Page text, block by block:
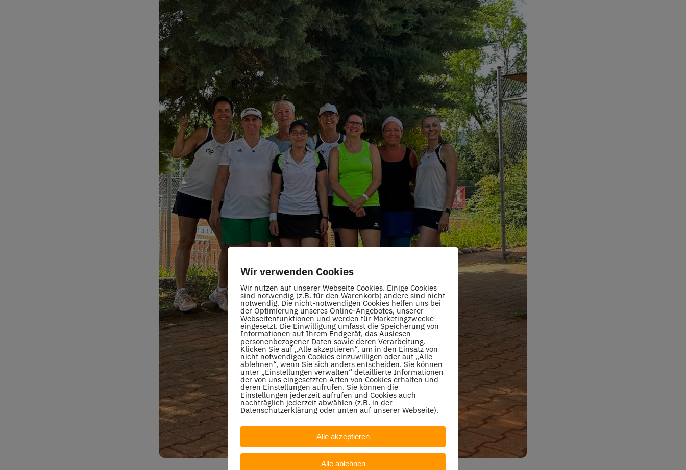
Wir verwenden Cookies
Wir nutzen auf unserer Webseite Cookies. Einige Cookies
sind notwendig (z.B. für den Warenkorb) andere sind nicht
notwendig. Die nicht-notwendigen Cookies helfen uns bei
der Optimierung unseres Online-Angebotes, unserer
Webseitenfunktionen und werden für Marketingzwecke
eingesetzt. Die Einwilligung umfasst die Speicherung von
Informationen auf Ihrem Endgerät, das Auslesen
personenbezogener Daten sowie deren Verarbeitung.
Klicken Sie auf „Alle akzeptieren“, um in den Einsatz von
nicht notwendigen Cookies einzuwilligen oder auf „Alle
ablehnen“, wenn Sie sich anders entscheiden. Sie können
unter „Einstellungen verwalten“ detaillierte Informationen
der von uns eingesetzten Arten von Cookies erhalten und
deren Einstellungen aufrufen. Sie können die
Einstellungen jederzeit aufrufen und Cookies auch
nachträglich jederzeit abwählen (z.B. in der
Datenschutzerklärung oder unten auf unserer Webseite).
Alle akzeptieren
Alle ablehnen